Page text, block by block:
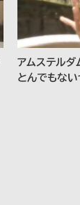
アムステルダ
とんでもな